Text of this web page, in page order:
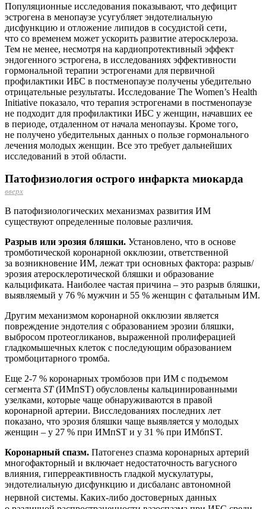
Популяционные исследования показывают, что дефицит
эстрогена в менопаузе усугубляет эндотелиальную
дисфункцию и отложение липидов в сосудистой сети,
что со временем может ускорить развитие атеросклероза.
Тем не менее, несмотря на кардиопротективный эффект
эндогенного эстрогена, в исследованиях эффективности
гормональной терапии эстрогенами для первичной
профилактики ИБС в постменопаузе получены убедительно
отрицательные результаты. Исследование The Women’s Health
Initiative показало, что терапия эстрогенами в постменопаузе
не подходит для профилактики ИБС у женщин, начавших ее
в периоде, отдаленном от начала менопаузы. Кроме того,
не получено убедительных данных о пользе гормонального
лечения молодых женщин. Все это требует дальнейших
исследований в этой области.
Патофизиология острого инфаркта миокарда
вверх
В патофизиологических механизмах развития ИМ
существуют определенные половые различия.
Разрыв или эрозия бляшки. Установлено, что в основе
тромботической коронарной окклюзии, ответственной
за возникновение ИМ, лежат три основных фактора: разрыв/
эрозия атеросклеротической бляшки и образование
кальцификата. Наиболее частая причина – это разрыв бляшки,
выявляемый у 76 % мужчин и 55 % женщин с фатальным ИМ.
Другим механизмом коронарной окклюзии является
повреждение эндотелия с образованием эрозии бляшки,
выбросом протеогликанов, выраженной пролиферацией
гладкомышечных клеток с последующим образованием
тромбоцитарного тромба.
Еще 2-7 % коронарных тромбозов при ИМ с подъемом
сегмента ST(ИМпST) обусловлены кальцинированными
узелками, которые чаще обнаруживаются в правой
коронарной артерии. Висследованиях последних лет
показано, что эрозия бляшки чаще выявляется у молодых
женщин – у 27 % при ИМпST и у 31 % при ИМбпST.
Коронарный спазм. Патогенез спазма коронарных артерий
многофакторный и включает недостаточность вагусного
влияния, гиперреактивность гладкой мускулатуры,
эндотелиальную дисфункцию и дисбаланс автономной
нервной системы. Каких-либо достоверных данных